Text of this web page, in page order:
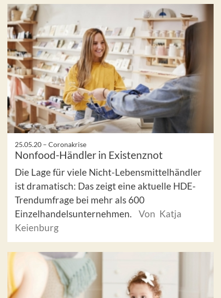
25.05.20 – Coronakrise
Nonfood-Händler in Existenznot
Die Lage für viele Nicht-Lebensmittelhändler
ist dramatisch: Das zeigt eine aktuelle HDE-
Trendumfrage bei mehr als 600
Einzelhandelsunternehmen.
Von Katja
Keienburg